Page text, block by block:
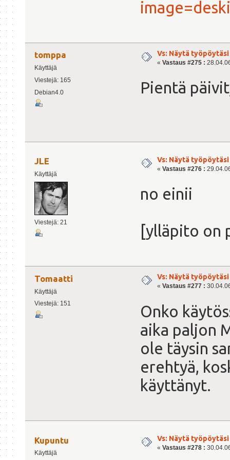
tomppa
Käyttäjä
Viestejä: 165
Debian4.0
Vs: Näytä työpöytäsi
« Vastaus #275 :
Pientä
JLE
Käyttäjä
Viestejä: 21
Vs: Näytä työpöytäsi
« Vastaus #276 :
no einii
[ylläpito on
Tomaatti
Käyttäjä
Viestejä: 151
Vs: Näytä työpöytäsi
« Vastaus #277 :
Onko
aika paljon
ole täysin
erehtyä,
käyttänyt.
Kupuntu
Käyttäjä
Vs: Näytä työpöytäsi
« Vastaus #278 :